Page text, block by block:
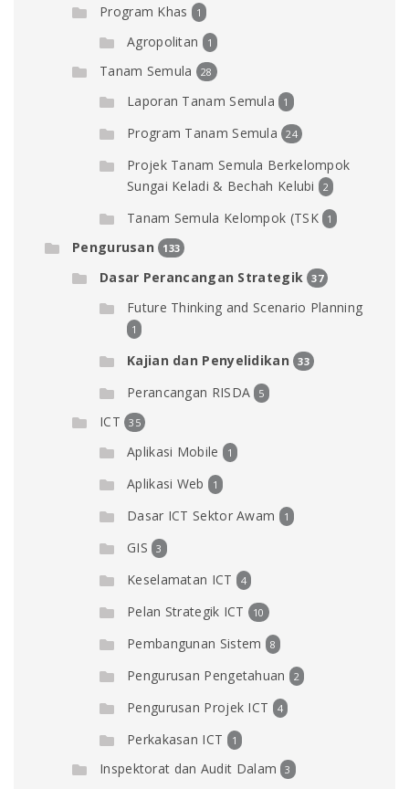
Program Khas 1
Agropolitan 1
Tanam Semula 28
Laporan Tanam Semula 1
Program Tanam Semula 24
Projek Tanam Semula Berkelompok
Sungai Keladi & Bechah Kelubi
2
Tanam Semula Kelompok (TSK 1
Pengurusan 133
Dasar Perancangan Strategik 37
Future Thinking and Scenario Planning
1
Kajian dan Penyelidikan 33
Perancangan RISDA 5
ICT 35
Aplikasi Mobile 1
Aplikasi Web 1
Dasar ICT Sektor Awam 1
GIS 3
Keselamatan ICT 4
Pelan Strategik ICT 10
Pembangunan Sistem 8
Pengurusan Pengetahuan 2
Pengurusan Projek ICT 4
Perkakasan ICT 1
Inspektorat dan Audit Dalam 3